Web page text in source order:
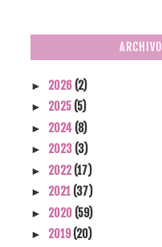
► 2026 (2)
► 2025 (5)
► 2024 (8)
► 2023 (3)
► 2022(17)
► 2021 (37)
► 2020 (59)
► 2019(20)